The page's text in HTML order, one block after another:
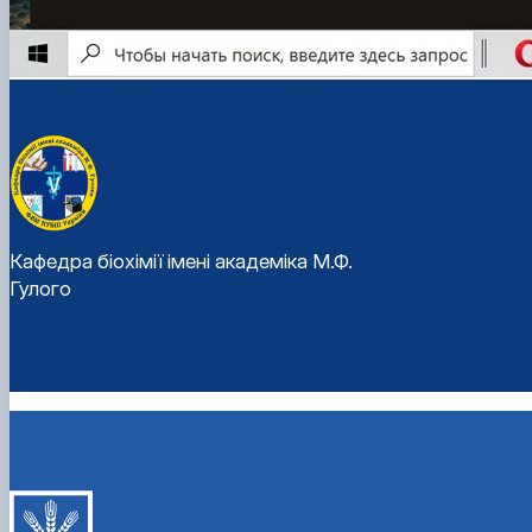
Кафедра біохімії імені академіка М.Ф.
Гулого